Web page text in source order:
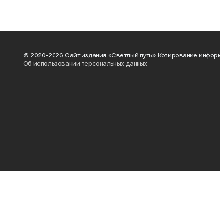
© 2020-2026 Сайт издания «Светлый путь» Копирование
Об использовании персональных данных